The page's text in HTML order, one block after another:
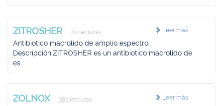
Leer más
ZITROSHER 82 lecturas
Antibiótico macrólido de amplio espectro.
Descripción.ZITROSHER es un antibiótico macrólido de
es...
Leer más
ZOLNOX 382 lecturas